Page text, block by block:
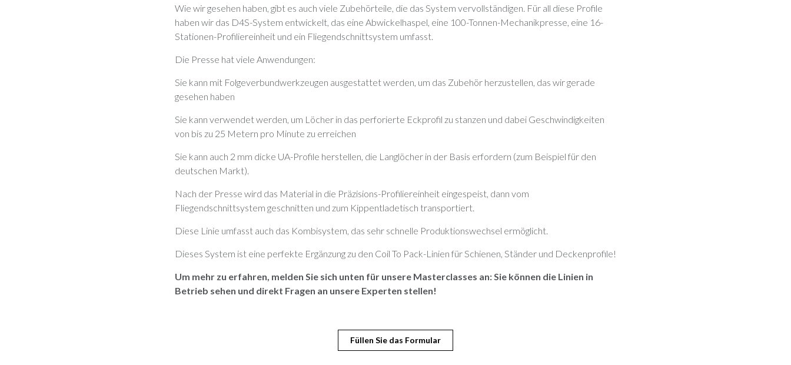
Wie wir gesehen haben, gibt es auch viele Zubehörteile, die das System vervollständigen. Für all diese Profile
haben wir das D4S-System entwickelt, das eine Abwickelhaspel, eine 100-Tonnen-Mechanikpresse, eine 16-
Stationen-Profiliereinheit und ein Fliegendschnittsystem umfasst.
Die Presse hat viele Anwendungen:
Sie kann mit Folgeverbundwerkzeugen ausgestattet werden, um das Zubehör herzustellen, das wir gerade
gesehen haben
Sie kann verwendet werden, um Löcher in das perforierte Eckprofil zu stanzen und dabei Geschwindigkeiten
von bis zu 25 Metern pro Minute zu erreichen
Sie kann auch 2 mm dicke UA-Profile herstellen, die Langlöcher in der Basis erfordern (zum Beispiel für den
deutschen Markt).
Nach der Presse wird das Material in die Präzisions-Profiliereinheit eingespeist, dann vom
Fliegendschnittsystem geschnitten und zum Kippentladetisch transportiert.
Diese Linie umfasst auch das Kombisystem, das sehr schnelle Produktionswechsel ermöglicht.
Dieses System ist eine perfekte Ergänzung zu den Coil To Pack-Linien für Schienen, Ständer und Deckenprofile!
Um mehr zu erfahren, melden Sie sich unten für unsere Masterclasses an: Sie können die Linien in
Betrieb sehen und direkt Fragen an unsere Experten stellen!
Füllen Sie das Formular